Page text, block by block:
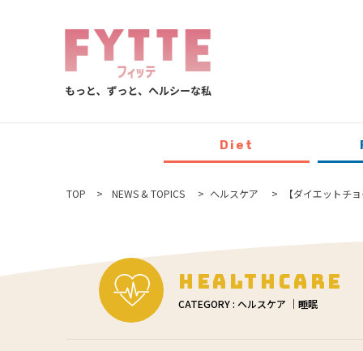
Diet
TOP NEWS & TOPICS ヘルスケア 【ダイエットチ
Healthcare
CATEGORY : ヘルスケア ｜睡眠